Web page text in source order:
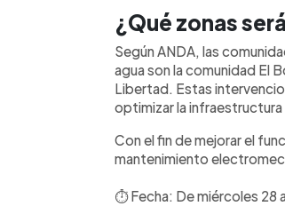
funcionamiento de
periodo de
oficiales.
¿Qué zonas
Según ANDA, las
agua son la comunidad El
Libertad. Estas
optimizar la infraestructura
Con el fin de mejorar el
mantenimiento
⏱️ Fecha: De miércoles 28